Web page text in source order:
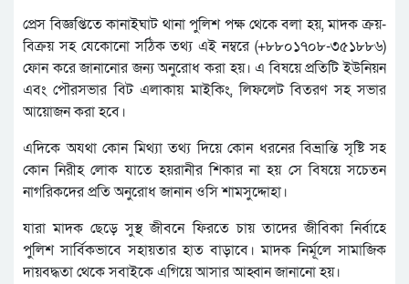
প্রেস বিজ্ঞপ্তিতে কানাইঘাট থানা পুলিশ পক্ষ থেকে বলা হয়, মাদক ক্রয়-
বিক্রয় সহ যেকোনো সঠিক তথ্য এই নম্বরে (+৮৮০১৭০৮-৩৫১৮৮৬)
ফোন করে জানানোর জন্য অনুরোধ করা হয়। এ বিষয়ে প্রতিটি ইউনিয়ন
এবং পৌরসভার বিট এলাকায় মাইকিং, লিফলেট বিতরণ সহ সভার
আয়োজন করা হবে।
এদিকে অযথা কোন মিথ্যা তথ্য দিয়ে কোন ধরনের বিভ্রান্তি সৃষ্টি সহ
কোন নিরীহ লোক যাতে হয়রানীর শিকার না হয় সে বিষয়ে সচেতন
নাগরিকদের প্রতি অনুরোধ জানান ওসি শামসুদ্দোহা।
যারা মাদক ছেড়ে সুস্থ জীবনে ফিরতে চায় তাদের জীবিকা নির্বাহে
পুলিশ সার্বিকভাবে সহায়তার হাত বাড়াবে। মাদক নির্মূলে সামাজিক
দায়বদ্ধতা থেকে সবাইকে এগিয়ে আসার আহ্বান জানানো হয়।